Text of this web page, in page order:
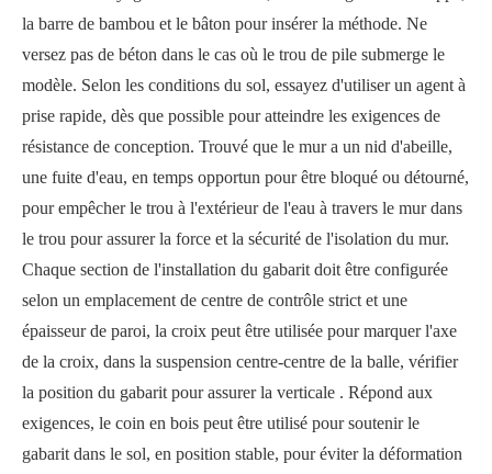
la barre de bambou et le bâton pour insérer la méthode. Ne
versez pas de béton dans le cas où le trou de pile submerge le
modèle. Selon les conditions du sol, essayez d'utiliser un agent à
prise rapide, dès que possible pour atteindre les exigences de
résistance de conception. Trouvé que le mur a un nid d'abeille,
une fuite d'eau, en temps opportun pour être bloqué ou détourné,
pour empêcher le trou à l'extérieur de l'eau à travers le mur dans
le trou pour assurer la force et la sécurité de l'isolation du mur.
Chaque section de l'installation du gabarit doit être configurée
selon un emplacement de centre de contrôle strict et une
épaisseur de paroi, la croix peut être utilisée pour marquer l'axe
de la croix, dans la suspension centre-centre de la balle, vérifier
la position du gabarit pour assurer la verticale . Répond aux
exigences, le coin en bois peut être utilisé pour soutenir le
gabarit dans le sol, en position stable, pour éviter la déformation